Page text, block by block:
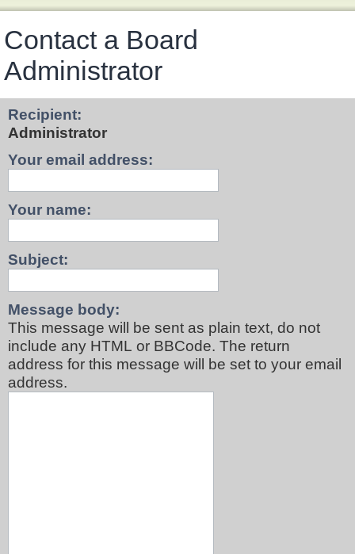
Contact a Board
Administrator
Recipient:
Administrator
Your email address:
Your name:
Subject:
Message body:
This message will be sent as plain text, do not
include any HTML or BBCode. The return
address for this message will be set to your email
address.